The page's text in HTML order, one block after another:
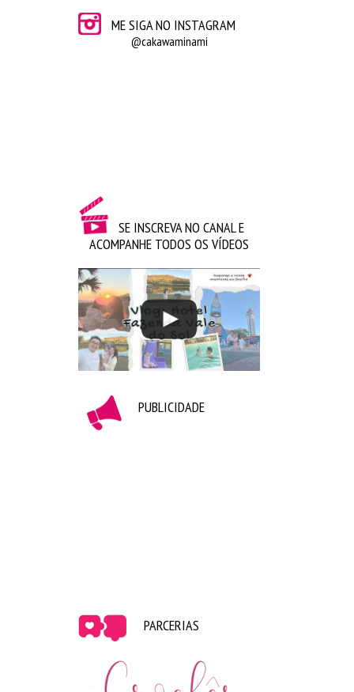
ME SIGA NO INSTAGRAM
@cakawaminami
SE INSCREVA NO CANAL E
ACOMPANHE TODOS OS VÍDEOS
PUBLICIDADE
PARCERIAS